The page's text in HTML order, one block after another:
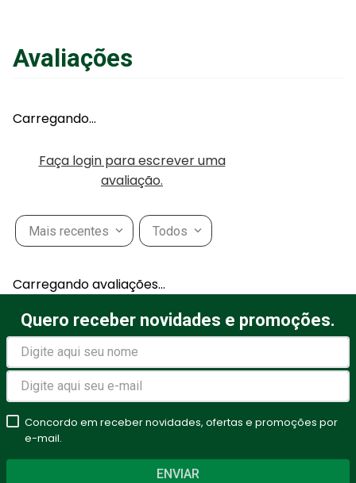
Avaliações
Carregando…
Faça login para escrever uma
avaliação.
Mais recentes Todos
Carregando avaliações…
Quero receber novidades e promoções.
Concordo em receber novidades, ofertas e promoções por
e-mail.
ENVIAR